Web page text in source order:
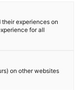
Sie
Dann
experiences on
for all
on other websites